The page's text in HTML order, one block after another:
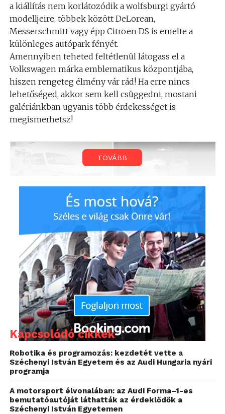
a kiállítás nem korlátozódik a wolfsburgi gyártó
modelljeire, többek között DeLorean,
Messerschmitt vagy épp Citroen DS is emelte a
különleges autópark fényét.
Amennyiben teheted feltétlenül látogass el a
Volkswagen márka emblematikus központjába,
hiszen rengeteg élmény vár rád! Ha erre nincs
lehetőséged, akkor sem kell csüggedni, mostani
galériánkban ugyanis több érdekességet is
megismerhetsz!
1,6 literes, 110 lóerős motorjával
hamar kultusztárgy lett az 1-es Golf
GTI-ből.
1955-től 1964-ig készült a
Messerschmitt KR200.
1955-től 1964-ig készült a
Messerschmitt KR200.
1955-től 1964-ig készült a
TOVÁBB
Kapcsolódó cikkek
Robotika és programozás: kezdetét vette a
Széchenyi István Egyetem és az Audi Hungaria nyári
programja
A motorsport élvonalában: az Audi Forma–1-es
bemutatóautóját láthatták az érdeklődők a
Széchenyi István Egyetemen